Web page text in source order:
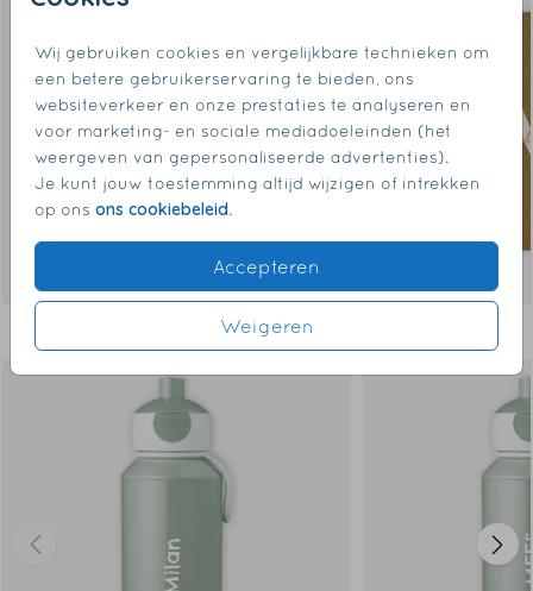
Wij gebruiken cookies en vergelijkbare technieken om
een betere gebruikerservaring te bieden, ons
websiteverkeer en onze prestaties te analyseren en
voor marketing- en sociale mediadoeleinden (het
weergeven van gepersonaliseerde advertenties).
Je kunt jouw toestemming altijd wijzigen of intrekken
op ons ons cookiebeleid.
Accepteren
Weigeren
Dit vind je misschien ook leuk